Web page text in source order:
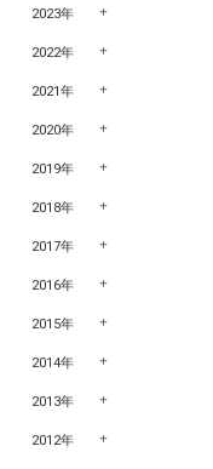
2023年
2022年
2021年
2020年
2019年
2018年
2017年
2016年
2015年
2014年
2013年
2012年